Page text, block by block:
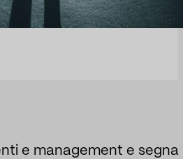
e management e segna